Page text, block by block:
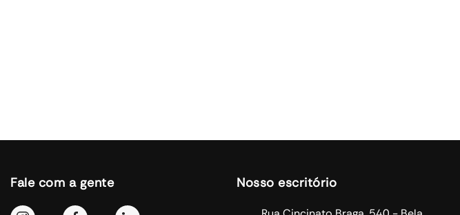
Fale com a gente Nosso escritório